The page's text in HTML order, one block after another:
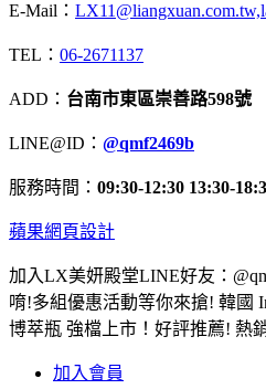
E-Mail：
TEL： 06-2671137
ADD： 台南市東區崇善路598號
LINE@ID： @qmf2469b
服務時間： 09:30-12:30 13:30-
蘋果網頁設計
加入LX美妍殿堂LINE好友：
唷!多組優惠活動等你來搶! 韓國
博萃瓶 強檔上市！好評推薦! 熱
加入會員